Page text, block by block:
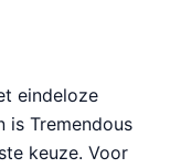
eindeloze
is Tremendous
keuze. Voor